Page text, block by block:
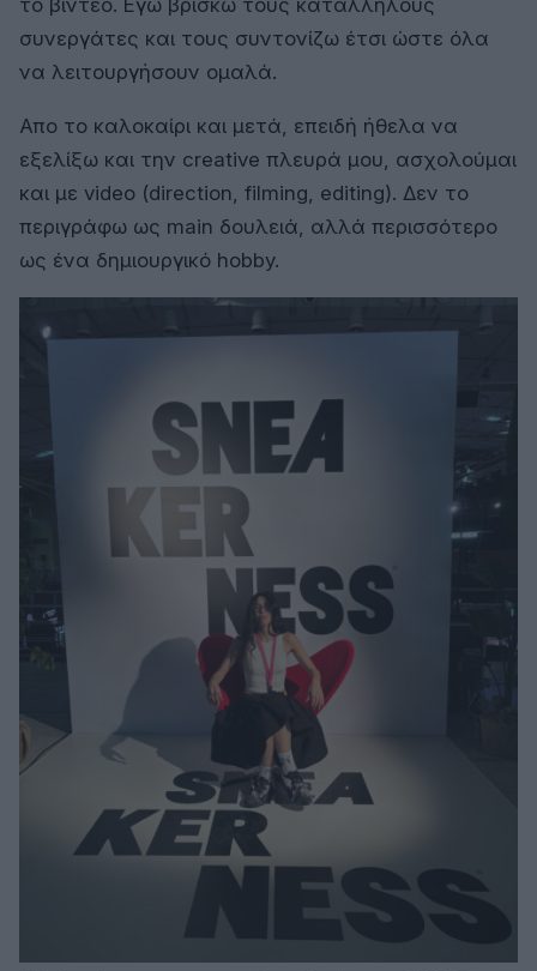
το βίντεο. Εγώ βρίσκω τους κατάλληλους
συνεργάτες και τους συντονίζω έτσι ώστε όλα
να λειτουργήσουν ομαλά.
Απο το καλοκαίρι και μετά, επειδή ήθελα να
εξελίξω και την creative πλευρά μου, ασχολούμαι
και με video (direction, filming, editing). Δεν το
περιγράφω ως main δουλειά, αλλά περισσότερο
ως ένα δημιουργικό hobby.